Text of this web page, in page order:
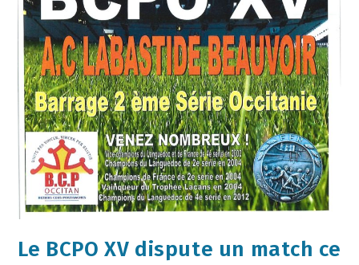
Le BCPO XV dispute un match ce